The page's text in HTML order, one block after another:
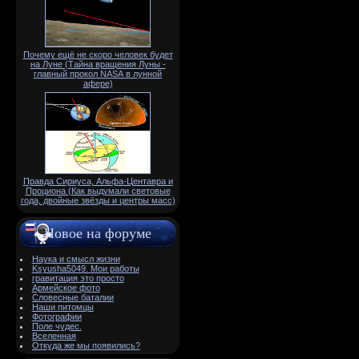
Почему ещё не скоро человек будет
на Луне (Тайна вращения Луны -
главный прокол NАSА в лунной
афере)
Правда Сириуса, Альфа-Центавра и
Проциона (Как выдумали световые
года, двойные звёзды и центры масс)
Новое на форуме
Наука и смысл жизни
Ksyusha5049. Мои работы
гравитация это просто
Армейское фото
Словесные баталии
Наши питомцы
Фотографии
Поле чудес.
Вселенная
Откуда же мы появились?